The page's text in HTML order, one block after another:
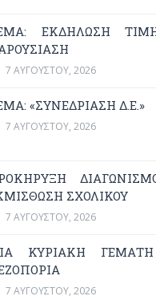
ΕΚΔΉΛΩΣΗ
7 ΑΥΓΟΎΣΤΟΥ, 2026
«ΣΥΝΕΔΡΊΑΣΗ Δ.Ε.»
7 ΑΥΓΟΎΣΤΟΥ, 2026
ΣΧΟΛΙΚΟΎ
7 ΑΥΓΟΎΣΤΟΥ, 2026
ΚΥΡΙΑΚΉ
7 ΑΥΓΟΎΣΤΟΥ, 2026